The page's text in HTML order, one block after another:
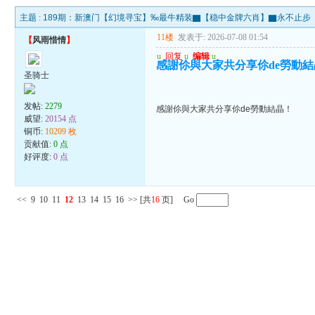
主题 : 189期：新澳门【幻境寻宝】‰最牛精装▇【稳中金牌六肖】▇永不止步
【风雨惜情】
圣骑士
发帖:2279
威望:20154 点
铜币: 10209 枚
贡献值:0 点
好评度:0 点
11楼 发表于: 2026-07-08 01:54
u 回复 u 编辑 u
感謝伱與大家共分享伱de勞動
感謝伱與大家共分享伱de勞動結晶！
<< 9 10 11 12 13 14 15 16 >> [共16 页] Go